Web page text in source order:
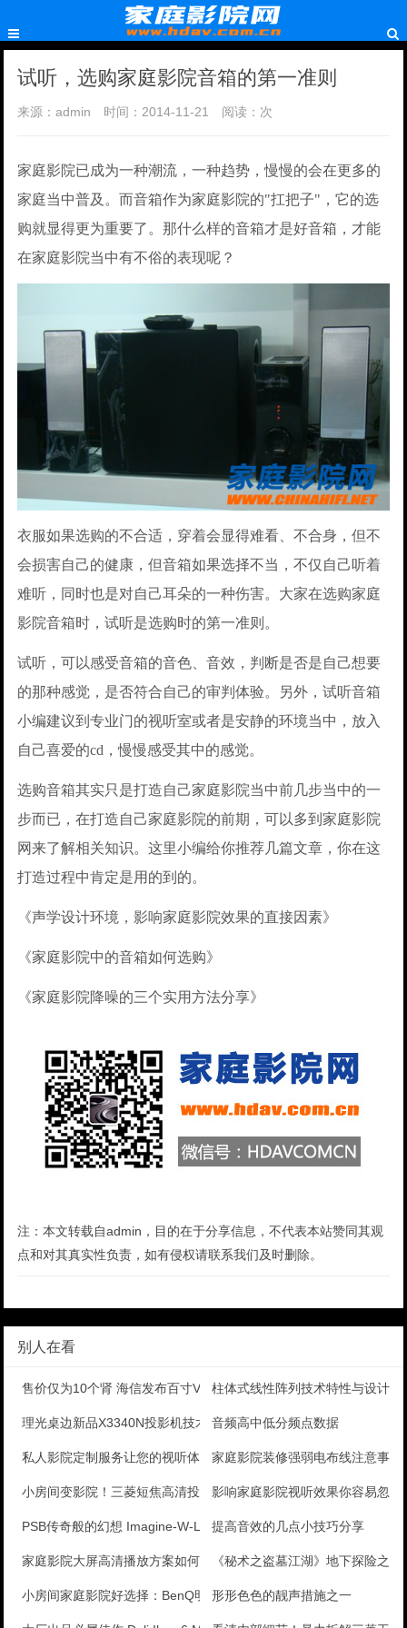
试听，选购家庭影院音箱的第一准则
来源：admin 时间：2014-11-21 阅读： 次
家庭影院已成为一种潮流，一种趋势，慢慢的会在更多的
家庭当中普及。而音箱作为家庭影院的"扛把子"，它的选
购就显得更为重要了。那什么样的音箱才是好音箱，才能
在家庭影院当中有不俗的表现呢？
衣服如果选购的不合适，穿着会显得难看、不合身，但不
会损害自己的健康，但音箱如果选择不当，不仅自己听着
难听，同时也是对自己耳朵的一种伤害。大家在选购家庭
影院音箱时，试听是选购时的第一准则。
试听，可以感受音箱的音色、音效，判断是否是自己想要
的那种感觉，是否符合自己的审判体验。另外，试听音箱
小编建议到专业门的视听室或者是安静的环境当中，放入
自己喜爱的cd，慢慢感受其中的感觉。
选购音箱其实只是打造自己家庭影院当中前几步当中的一
步而已，在打造自己家庭影院的前期，可以多到家庭影院
网来了解相关知识。这里小编给你推荐几篇文章，你在这
打造过程中肯定是用的到的。
《声学设计环境，影响家庭影院效果的直接因素》
《家庭影院中的音箱如何选购》
《家庭影院降噪的三个实用方法分享》
注：本文转载自admin，目的在于分享信息，不代表本站赞同其观
点和对其真实性负责，如有侵权请联系我们及时删除。
别人在看
售价仅为10个肾 海信发布百寸VIDAA MAX激光柱体式线性阵列技术特性与设计应
理光桌边新品X3340N投影机技术解析音频高中低分频点数据
私人影院定制服务让您的视听体验更加完美家庭影院装修强弱电布线注意事项
小房间变影院！三菱短焦高清投影拆箱影响家庭影院视听效果你容易忽视
PSB传奇般的幻想 Imagine-W-LCR2入墙提高音效的几点小技巧分享
家庭影院大屏高清播放方案如何打造？《秘术之盗墓江湖》地下探险之
小房间家庭影院好选择：BenQ明基W1070短焦3D
形形色色的靓声措施之一